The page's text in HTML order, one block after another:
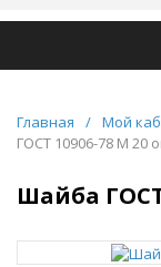
Главная / Мой
ГОСТ 10906-78 M 20
Шайба ГОСТ